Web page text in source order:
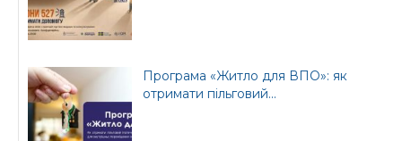
Програма «Житло для ВПО»: як
отримати пільговий...